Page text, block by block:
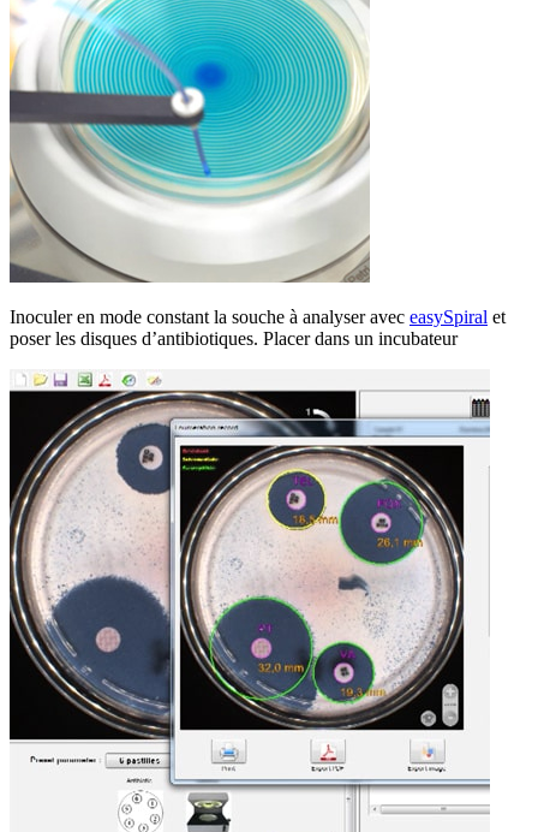
Inoculer en mode constant la souche à analyser avec easySpiral et
poser les disques d’antibiotiques. Placer dans un incubateur